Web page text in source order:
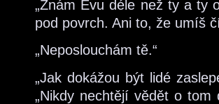
„Znám Evu déle než ty a ty
pod povrch. Ani to, že umíš
„Neposlouchám tě.“
„Jak dokážou být lidé
„Nikdy nechtějí vědět o